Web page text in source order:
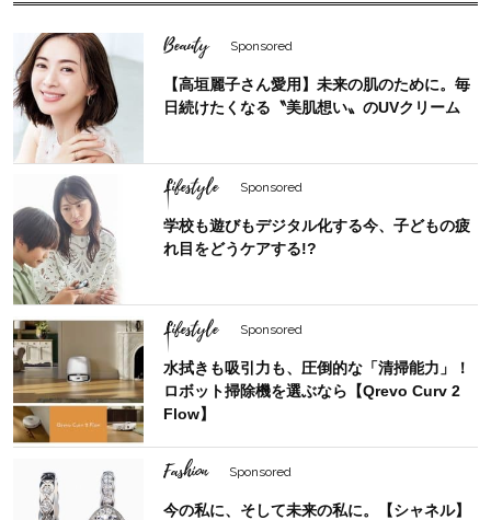
Beauty Sponsored
【高垣麗子さん愛用】未来の肌のために。毎
日続けたくなる〝美肌想い〟のUVクリーム
Lifestyle Sponsored
学校も遊びもデジタル化する今、子どもの疲
れ目をどうケアする!?
Lifestyle Sponsored
水拭きも吸引力も、圧倒的な「清掃能力」！
ロボット掃除機を選ぶなら【Qrevo Curv 2
Flow】
Fashion Sponsored
今の私に、そして未来の私に。【シャネル】